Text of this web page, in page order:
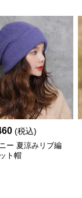
(税込)
ー 夏涼みリブ編
ト帽